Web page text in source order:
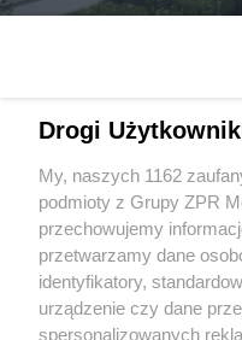
Drogi
My, naszych 1162
podmioty z Grupy ZPR
przechowujemy
przetwarzamy dane
identyfikatory,
urządzenie czy dane
spersonalizowanych